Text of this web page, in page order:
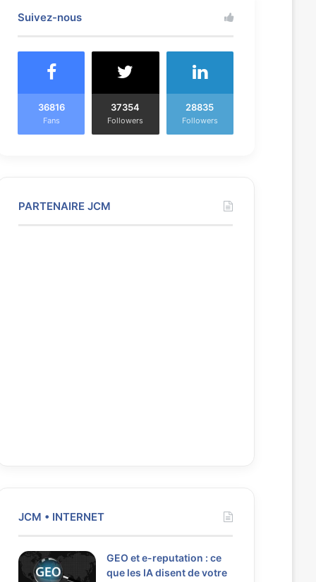
Suivez-nous
36816
Fans
37354
Followers
28835
Followers
PARTENAIRE JCM
JCM • INTERNET
GEO et e-reputation : ce
que les IA disent de votre